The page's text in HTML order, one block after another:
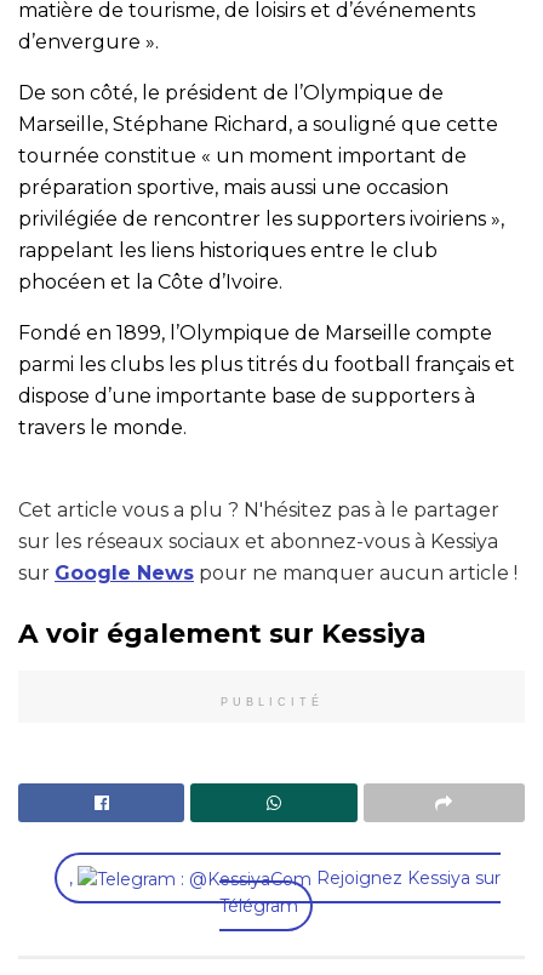
matière de tourisme, de loisirs et d’événements
d’envergure ».
De son côté, le président de l’Olympique de
Marseille, Stéphane Richard, a souligné que cette
tournée constitue « un moment important de
préparation sportive, mais aussi une occasion
privilégiée de rencontrer les supporters ivoiriens »,
rappelant les liens historiques entre le club
phocéen et la Côte d’Ivoire.
Fondé en 1899, l’Olympique de Marseille compte
parmi les clubs les plus titrés du football français et
dispose d’une importante base de supporters à
travers le monde.
Cet article vous a plu ? N'hésitez pas à le partager
sur les réseaux sociaux et abonnez-vous à Kessiya
sur Google News pour ne manquer aucun article !
A voir également sur Kessiya
PUBLICITÉ
,
Rejoignez Kessiya sur
Télégram